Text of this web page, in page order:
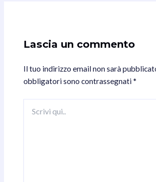
Lascia un commento
Il tuo indirizzo email non sarà
obbligatori sono contrassegnati*
qui..